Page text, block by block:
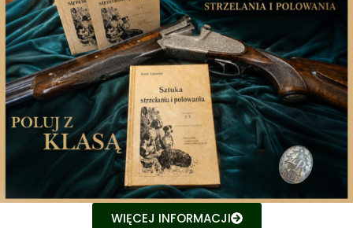
bieżąco na naszej stronie internetowej w zakładce
Aktualności orazStrzelectwo.
Udostępnij Twitter WhatsApp
Poprzedni artykuł Następny artykuł
WIĘCEJ INFORMACJI